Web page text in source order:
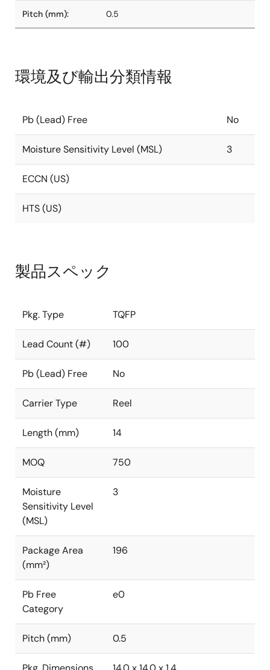
Pitch (mm): 0.5
環境及び輸出分類情報
Pb (Lead) Free No
Moisture Sensitivity Level (MSL) 3
ECCN (US)
HTS (US)
製品スペック
Pkg. Type TQFP
Lead Count (#) 100
Pb (Lead) Free No
Carrier Type Reel
Length (mm) 14
MOQ 750
Moisture
Sensitivity Level
(MSL)
3
Package Area
(mm²)
196
Pb Free
Category
e0
Pitch (mm) 0.5